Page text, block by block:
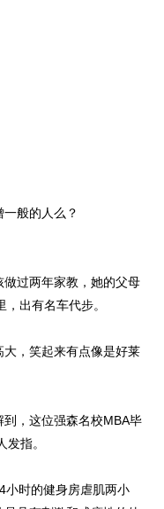
般的人么？
过两年家教，她的父母
出有名车代步。
，笑起来有点像是好莱
，这位强森名校MBA毕
指。
小时的健身房虐肌两小